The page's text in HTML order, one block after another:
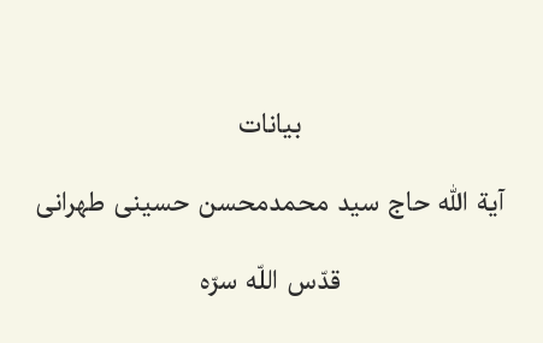
بیانات
آیة الله حاج سید محمدمحسن حسینی طهرانی
قدّس اللّه سرّه